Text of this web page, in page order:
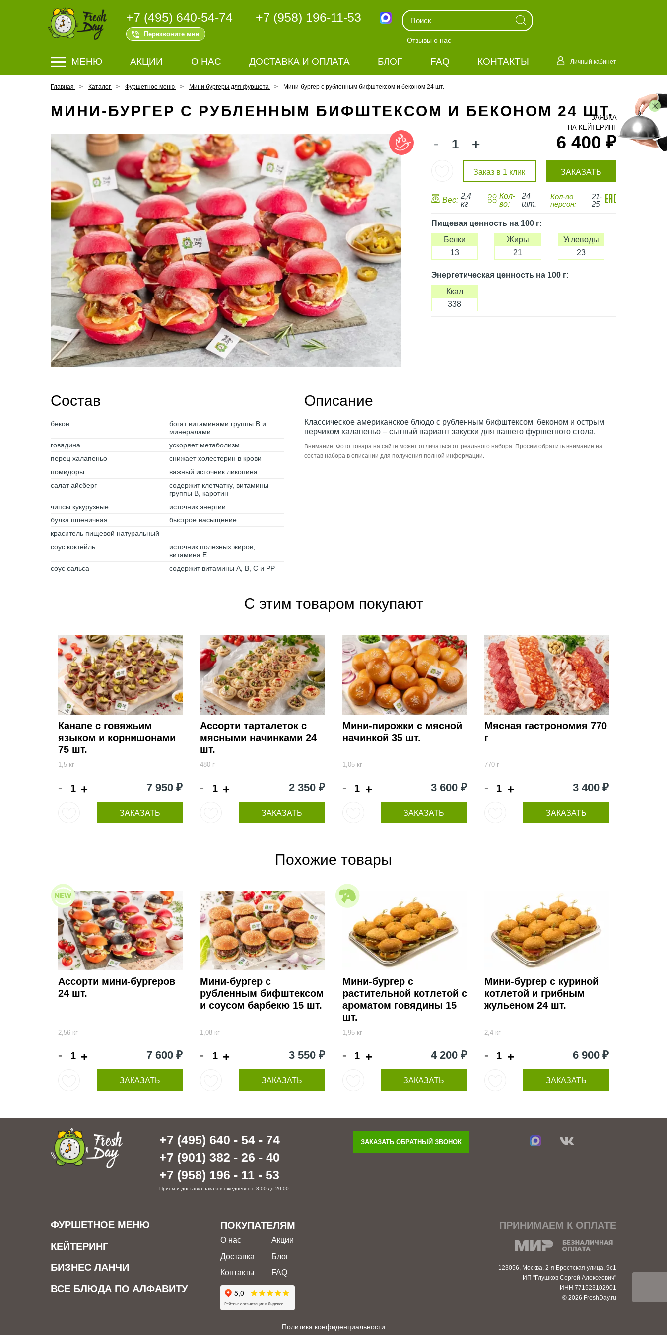
+7 (495) 640-54-74
Перезвоните мне
+7 (958) 196-11-53
Отзывы о нас
МЕНЮ АКЦИИ О НАС ДОСТАВКА И ОПЛАТА БЛОГ FAQ КОНТАКТЫ Личный кабинет
Главная Каталог Фуршетное меню Мини бургеры для фуршета Мини-бургер с рубленным бифштексом и беконом 24 шт.
МИНИ-БУРГЕР С РУБЛЕННЫМ БИФШТЕКСОМ И БЕКОНОМ 24 ШТ.
- + 6 400 ₽
Заказ в 1 клик ЗАКАЗАТЬ
Вес: 2,4
кг
Кол-
во:
24
шт.
Кол-во
персон:
21-
25
Пищевая ценностьна 100 г:
Белки
13
Жиры
21
Углеводы
23
Энергетическая ценностьна 100 г:
Ккал
338
Состав
бекон
богат витаминами группы B и
минералами
говядина
ускоряет метаболизм
перец халапеньо
снижает холестерин в крови
помидоры
важный источник ликопина
салат айсберг
содержит клетчатку, витамины
группы В, каротин
чипсы кукурузные
источник энергии
булка пшеничная
быстрое насыщение
краситель пищевой натуральный
соус коктейль
источник полезных жиров,
витамина Е
соус сальса
содержит витамины А, В, С и РР
Описание
Классическое американское блюдо с рубленным бифштексом, беконом и острым
перчиком халапеньо – сытный вариант закуски для вашего фуршетного стола.
Внимание! Фото товара на сайте может отличаться от реального набора. Просим обратить внимание на
состав набора в описании для получения полной информации.
С этим товаром покупают
Канапе с говяжьим
языком и корнишонами
75 шт.
1,5 кг
- + 7 950 ₽
ЗАКАЗАТЬ
Ассорти тарталеток с
мясными начинками 24
шт.
480 г
- + 2 350 ₽
ЗАКАЗАТЬ
Мини-пирожки с мясной
начинкой 35 шт.
1,05 кг
- + 3 600 ₽
ЗАКАЗАТЬ
Мясная гастрономия 770
г
770 г
- + 3 400 ₽
ЗАКАЗАТЬ
Похожие товары
Ассорти мини-бургеров
24 шт.
2,56 кг
- + 7 600 ₽
ЗАКАЗАТЬ
Мини-бургер с
рубленным бифштексом
и соусом барбекю 15 шт.
1,08 кг
- + 3 550 ₽
ЗАКАЗАТЬ
Мини-бургер с
растительной котлетой с
ароматом говядины 15
шт.
1,95 кг
- + 4 200 ₽
ЗАКАЗАТЬ
Мини-бургер с куриной
котлетой и грибным
жульеном 24 шт.
2,4 кг
- + 6 900 ₽
ЗАКАЗАТЬ
+7 (495) 640 - 54 - 74
+7 (901) 382 - 26 - 40
+7 (958) 196 - 11 - 53
Прием и доставка заказов ежедневно с 8:00 до 20:00
ЗАКАЗАТЬ ОБРАТНЫЙ ЗВОНОК
ФУРШЕТНОЕ МЕНЮ
КЕЙТЕРИНГ
БИЗНЕС ЛАНЧИ
ВСЕ БЛЮДА ПО АЛФАВИТУ
ПОКУПАТЕЛЯМ
О нас
Доставка
Контакты
Акции
Блог
FAQ
ПРИНИМАЕМ К ОПЛАТЕ
123056, Москва, 2-я Брестская улица, 9с1
ИП "Глушков Сергей Алексеевич"
ИНН 771523102901
© 2026 FreshDay.ru
Политика конфиденциальности
ЗАЯВКА
НА КЕЙТЕРИНГ